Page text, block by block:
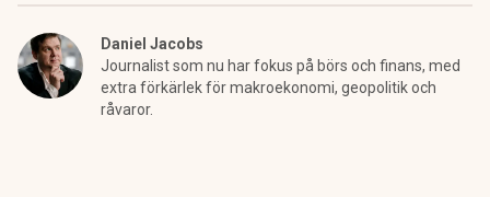
Daniel Jacobs
Journalist som nu har fokus på börs och finans, med
extra förkärlek för makroekonomi, geopolitik och
råvaror.